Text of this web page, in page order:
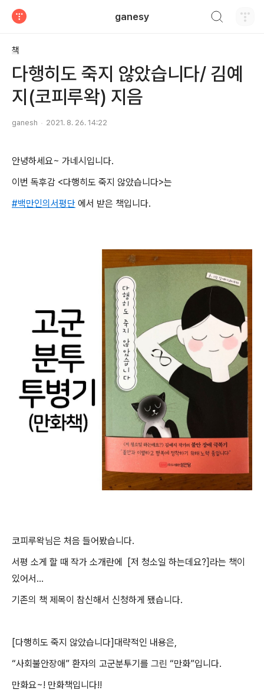
ganesy
책
다행히도 죽지 않았습니다/ 김예
지(코피루왁) 지음
ganesh 2021. 8. 26. 14:22
안녕하세요~ 가네시입니다.
이번 독후감 <다행히도 죽지 않았습니다>는
#백만인의서평단 에서 받은 책입니다.
코피루왁님은 처음 들어봤습니다.
서평 소게 할 때 작가 소개란에 [저 청소일 하는데요?]라는 책이
있어서...
기존의 책 제목이 참신해서 신청하게 됐습니다.
[다행히도 죽지 않았습니다]대략적인 내용은,
“사회불안장애” 환자의 고군분투기를 그린 “만화”입니다.
만화요~! 만화책입니다!!